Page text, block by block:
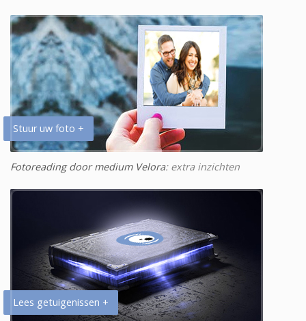
Stuur uw foto +
Fotoreading door medium Velora: extra inzichten
Lees getuigenissen +